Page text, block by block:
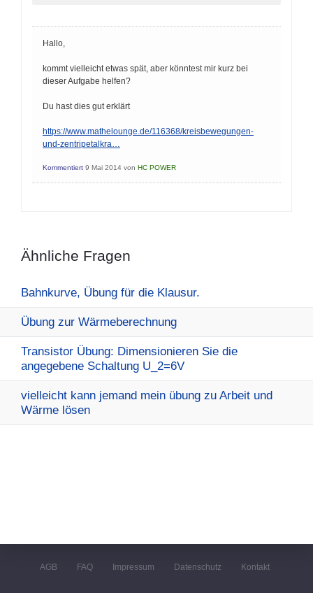
Hallo,
kommt vielleicht etwas spät, aber könntest mir kurz bei
dieser Aufgabe helfen?
Du hast dies gut erklärt
https://www.mathelounge.de/116368/kreisbewegungen-
und-zentripetalkra…
Kommentiert 9 Mai 2014 von HC POWER
Ähnliche Fragen
Bahnkurve, Übung für die Klausur.
Übung zur Wärmeberechnung
Transistor Übung: Dimensionieren Sie die
angegebene Schaltung U_2=6V
vielleicht kann jemand mein übung zu Arbeit und
Wärme lösen
AGB FAQ Impressum Datenschutz Kontakt